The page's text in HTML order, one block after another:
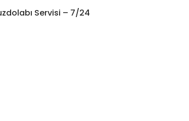
Servisi – 7/24